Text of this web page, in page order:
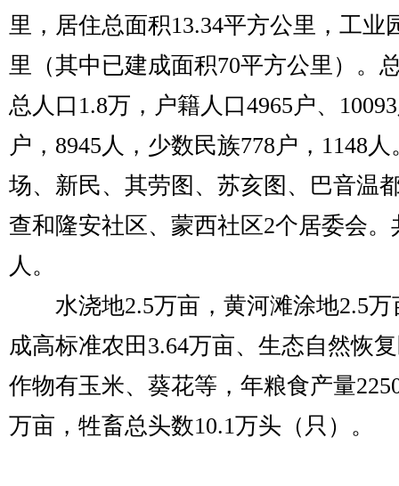
里，居住总面积13.34平方公里，工业
里（其中已建成面积70平方公里）。
总人口1.8万，户籍人口4965户、
户，8945人，少数民族778户，1148
场、新民、其劳图、苏亥图、巴音温
查和隆安社区、蒙西社区2个居委会。
人。
水浇地2.5万亩，黄河滩涂地2.5万
成高标准农田3.64万亩、生态自然恢
作物有玉米、葵花等，年粮食产量
万亩，牲畜总头数10.1万头（只）。